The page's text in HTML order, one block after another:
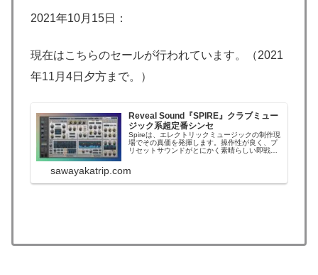
2021年10月15日：
現在はこちらのセールが行われています。（2021
年11月4日夕方まで。）
Reveal Sound『SPIRE』クラブミュー
ジック系超定番シンセ
Spireは、エレクトリックミュージックの制作現
場でその真価を発揮します。操作性が良く、プ
リセットサウンドがとにかく素晴らしい即戦力
UIダークUI現代的なEDM界隈のシンセでは
sawayakatrip.com